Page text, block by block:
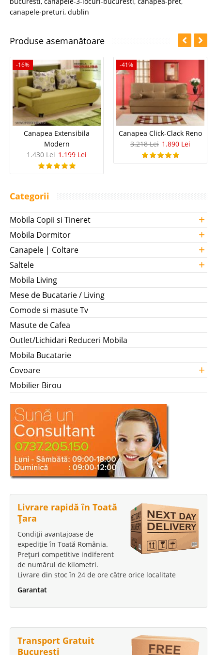
Alţi clienţi au căutat: canapea-extensibila-3-locuri
bucuresti, canapele-3-locuri-bucuresti,canapea-pret
Produse asemanătoare
-16%
Canapea Extensibila
1.430 Lei
1.199 Lei
-41%
Categorii
Mobila Copii si Tineret +
Mobila Dormitor +
Canapele | Coltare +
Saltele +
Mobila Living
Mese de Bucatarie / Living
Comode si masute Tv
Masute de Cafea
Outlet/Lichidari Reduceri Mobila
Mobila Bucatarie
Covoare
Mobilier Birou
Livrare rapidă în Toată
Țara
Condiții avantajoase de
Prețuri competitive indiferent
Garantat